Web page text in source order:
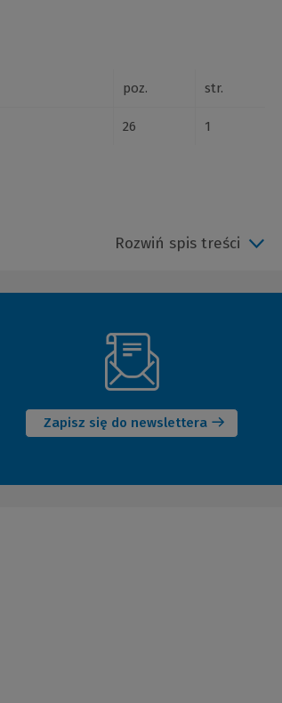
poz. str.
26 1
Rozwiń spis treści
Zapisz się do newslettera
okno)